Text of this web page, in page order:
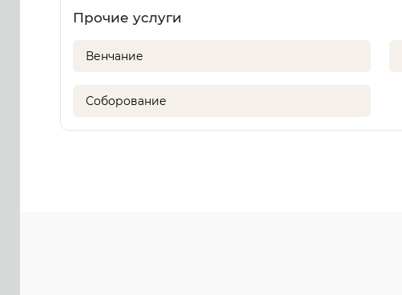
Прочие услуги
Венчание
Соборование